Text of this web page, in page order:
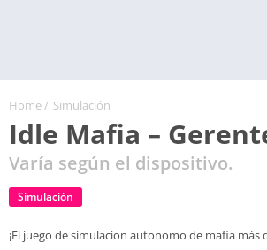
Home/ Simulación
Idle Mafia –
Varía según el dispositivo.
Simulación
¡El juego de simulacion autonomo de mafia más